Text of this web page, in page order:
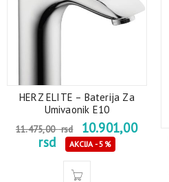
HERZ ELITE – Baterija Za
Umivaonik E10
11.475,00rsd
10.901,00
rsd
AKCIJA - 5%